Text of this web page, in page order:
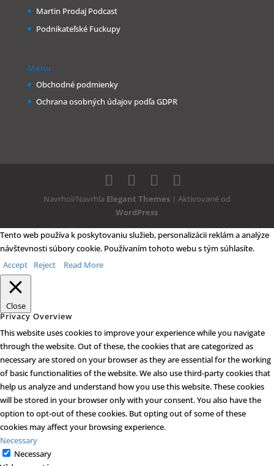
Martin Prodaj Podcast
Podnikateľské Fuckupy
Menu
Obchodné podmienky
Ochrana osobných údajov podľa GDPR
Navrhol/Navrhla Elegant Themes| Aktivované od
WordPress
Tento web používa k poskytovaniu služieb, personalizácii reklám a analýze
návštevnosti súbory cookie. Používaním tohoto webu s tým súhlasíte.
Accept
Reject Read More
Close
Privacy Overview
This website uses cookies to improve your experience while you navigate
through the website. Out of these, the cookies that are categorized as
necessary are stored on your browser as they are essential for the working
of basic functionalities of the website. We also use third-party cookies that
help us analyze and understand how you use this website. These cookies
will be stored in your browser only with your consent. You also have the
option to opt-out of these cookies. But opting out of some of these
cookies may affect your browsing experience.
Necessary
Necessary